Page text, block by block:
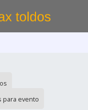
para evento